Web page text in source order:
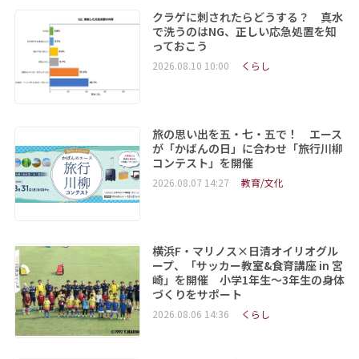
クラゲに刺されたらどうする？ 真水
で洗うのはNG、正しい応急処置を知
っておこう
2026.08.10 10:00 くらし
旅の思い出を五・七・五で！ エース
が「かばんの日」に合わせ「旅行川柳
コンテスト」を開催
2026.08.07 14:27 教育/文化
横浜F・マリノス×日清オイリオグル
ープ、「サッカー教室&食育講座 in 宮
崎」を開催 小学1年生～3年生の身体
づくりをサポート
2026.08.06 14:36 くらし